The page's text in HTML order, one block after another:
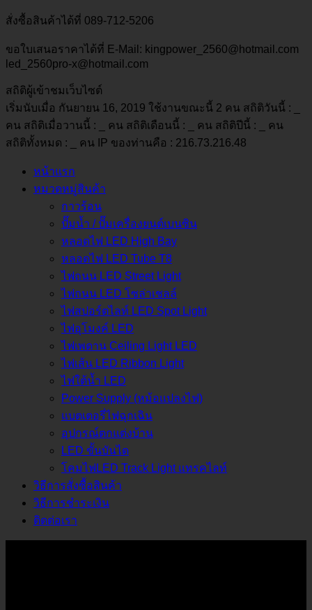
สั่งซื้อสินค้าได้ที่ 089-712-5206
ขอใบเสนอราคาได้ที่ E-Mail: kingpower_2560@hotmail.com
led_2560pro-x@hotmail.com
สถิติผู้เข้าชมเว็บไซต์
เริ่มนับเมื่อ กันยายน 16, 2019 ใช้งานขณะนี้ 2 คน สถิติวันนี้ :
คน สถิติเมื่อวานนี้ :
คน สถิติเดือนนี้ : คน สถิติปีนี้ :
คน
สถิติทั้งหมด :
คน IP ของท่านคือ : 216.73.216.48
หน้าแรก
หมวดหมู่สินค้า
กาวร้อน
ปั๊มน้ำ / ปั๊มเครื่องยนต์เบนซิน
หลอดไฟ LED High Bay
หลอดไฟ LED Tube T8
ไฟถนน LED Street Light
ไฟถนน LED โซล่าเชลล์
ไฟสปอร์ตไลท์ LED Spot Light
ไฟอุโมงค์ LED
ไฟเพดาน Ceiling Light LED
ไฟเส้น LED Ribbon Light
ไฟใต้น้ำ LED
Power Supply (หม้อแปลงไฟ)
แบตเตอรี่ไฟฉุกเฉิน
อุปกรณ์ตกแต่งบ้าน
LED ขั้นบันได
โคมไฟLED Track Light แทรคไลท์
วิธีการสั่งซื้อสินค้า
วิธีการชำระเงิน
ติดต่อเรา